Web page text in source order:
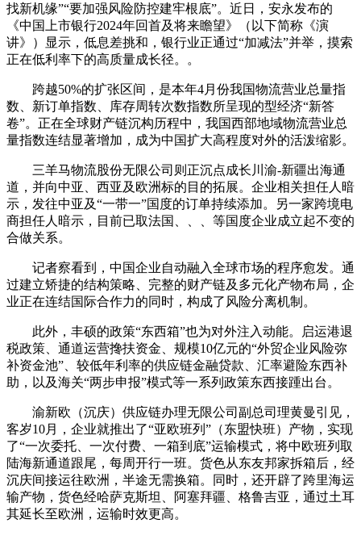
找新机缘”“要加强风险防控建牢根底”。近日，安永发布的
《中国上市银行2024年回首及将来瞻望》（以下简称《演
讲》）显示，低息差挑和，银行业正通过“加减法”并举，摸索
正在低利率下的高质量成长径。。
跨越50%的扩张区间，是本年4月份我国物流营业总量指
数、新订单指数、库存周转次数指数所呈现的型经济“新答
卷”。正在全球财产链沉构历程中，我国西部地域物流营业总
量指数连结显著增加，成为中国扩大高程度对外的活泼缩影。
三羊马物流股份无限公司则正沉点成长川渝-新疆出海通
道，并向中亚、西亚及欧洲标的目的拓展。企业相关担任人暗
示，发往中亚及“一带一”国度的订单持续添加。另一家跨境电
商担任人暗示，目前已取法国、、、等国度企业成立起不变的
合做关系。
记者察看到，中国企业自动融入全球市场的程序愈发。通
过建立矫捷的结构策略、完整的财产链及多元化产物布局，企
业正在连结国际合作力的同时，构成了风险分离机制。
此外，丰硕的政策“东西箱”也为对外注入动能。启运港退
税政策、通道运营搀扶资金、规模10亿元的“外贸企业风险弥
补资金池”、较低年利率的供应链金融贷款、汇率避险东西补
助，以及海关“两步申报”模式等一系列政策东西接踵出台。
渝新欧（沉庆）供应链办理无限公司副总司理黄曼引见，
客岁10月，企业就推出了“亚欧班列”（东盟快班）产物，实现
了“一次委托、一次付费、一箱到底”运输模式，将中欧班列取
陆海新通道跟尾，每周开行一班。货色从东友邦家拆箱后，经
沉庆间接运往欧洲，半途无需换箱。同时，还开辟了跨里海运
输产物，货色经哈萨克斯坦、阿塞拜疆、格鲁吉亚，通过土耳
其延长至欧洲，运输时效更高。